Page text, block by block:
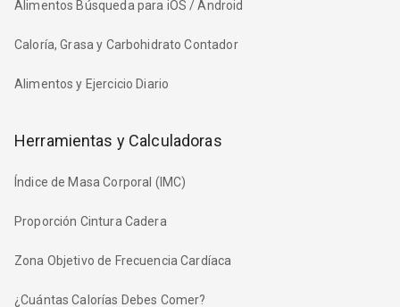
Alimentos Búsqueda para iOS / Android
Caloría, Grasa y Carbohidrato Contador
Alimentos y Ejercicio Diario
Herramientas y Calculadoras
Índice de Masa Corporal (IMC)
Proporción Cintura Cadera
Zona Objetivo de Frecuencia Cardíaca
¿Cuántas Calorías Debes Comer?